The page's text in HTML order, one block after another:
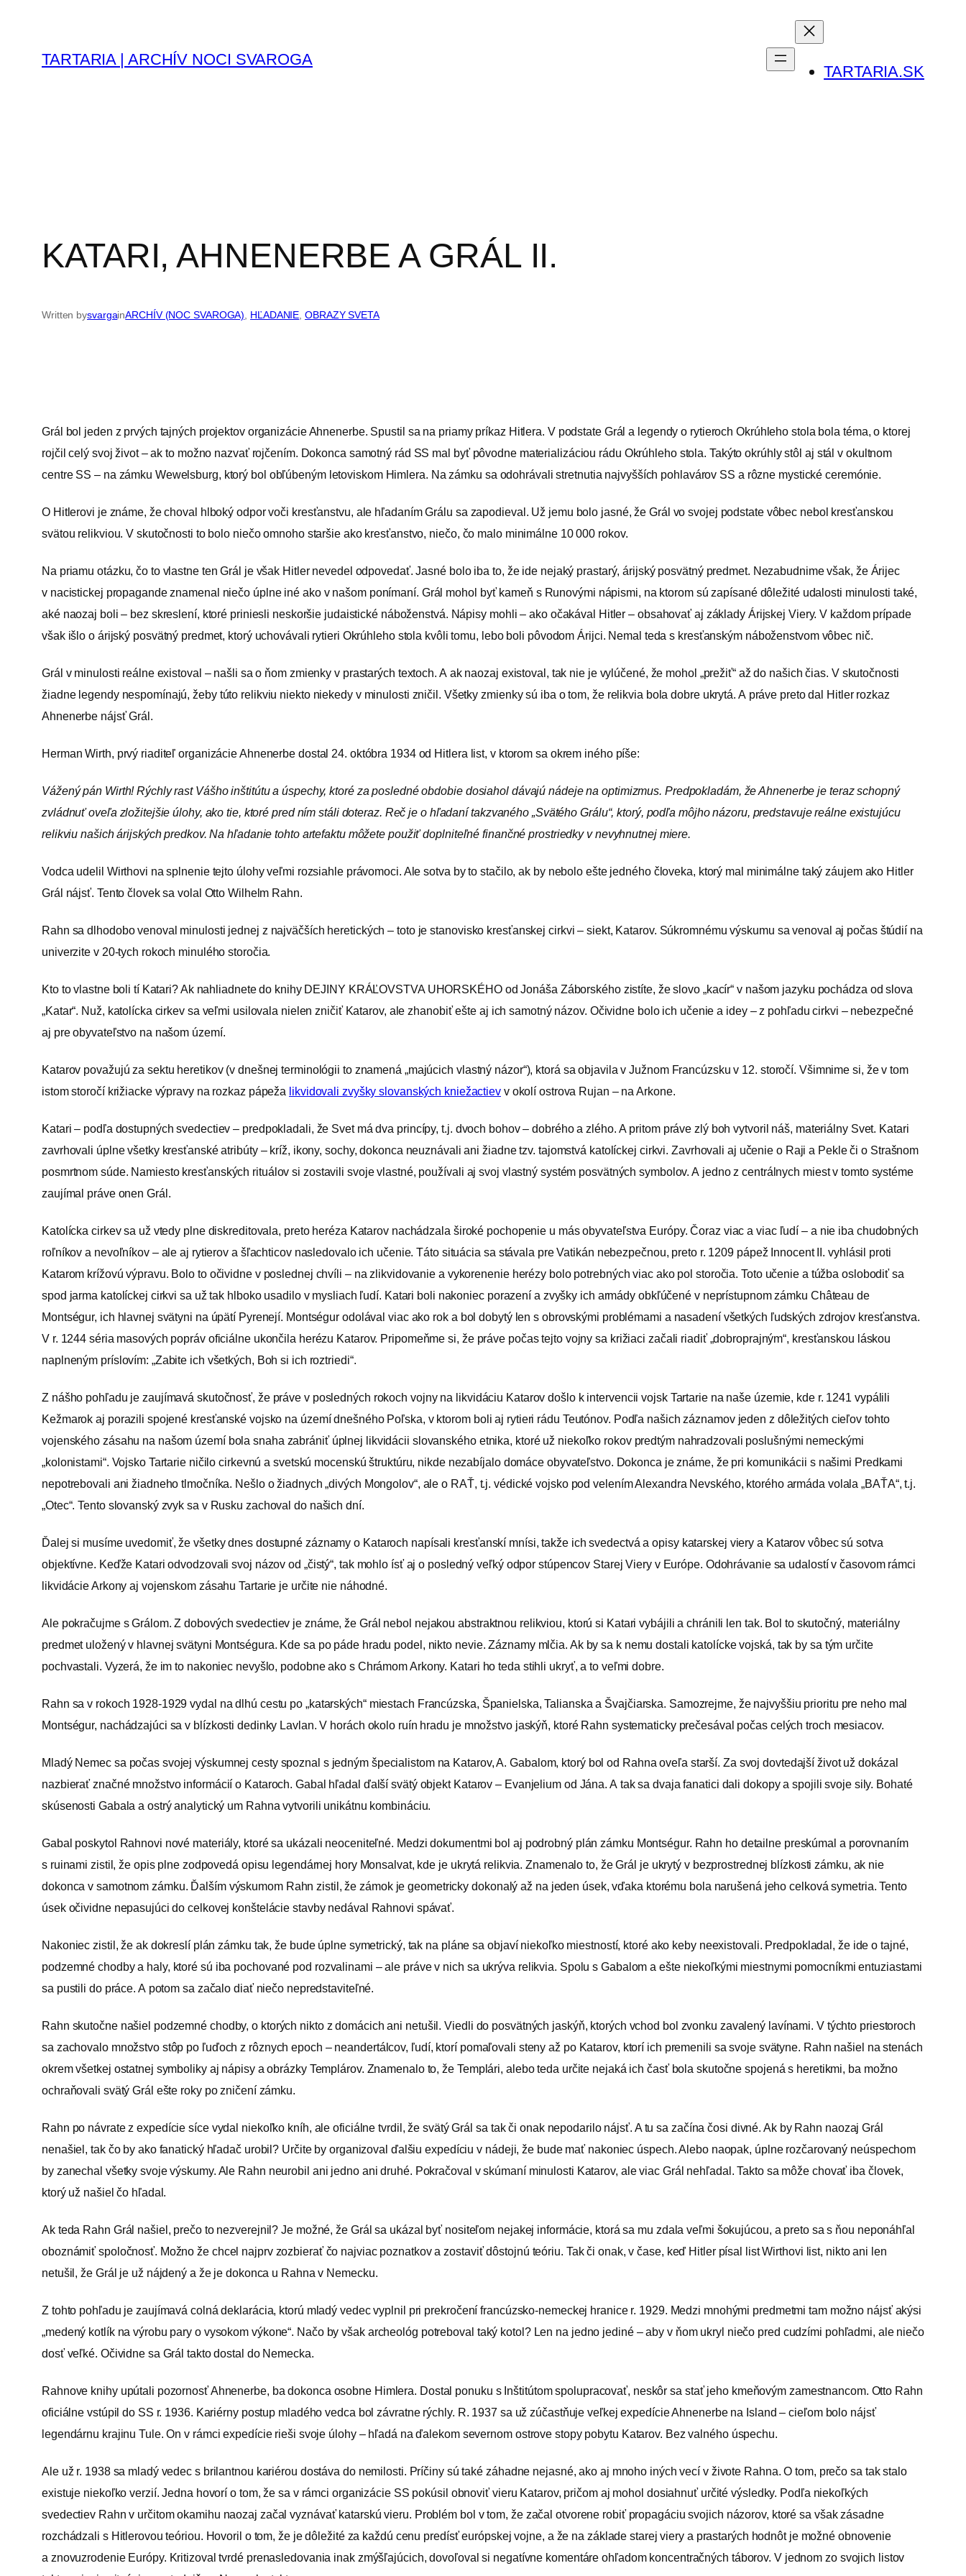
obsahTARTARIA | ARCHÍV NOCI SVAROGA
TARTARIA.SK
KATARI, AHNENERBE A GRÁL II.
Written bysvargainARCHÍV (NOC SVAROGA), HĽADANIE, OBRAZY SVETA
Grál bol jeden z prvých tajných projektov organizácie Ahnenerbe. Spustil sa na priamy príkaz Hitlera. V podstate Grál a legendy o rytieroch Okrúhleho stola bola téma, o ktorej
rojčil celý svoj život – ak to možno nazvať rojčením. Dokonca samotný rád SS mal byť pôvodne materializáciou rádu Okrúhleho stola. Takýto okrúhly stôl aj stál v okultnom
centre SS – na zámku Wewelsburg, ktorý bol obľúbeným letoviskom Himlera. Na zámku sa odohrávali stretnutia najvyšších pohlavárov SS a rôzne mystické ceremónie.
O Hitlerovi je známe, že choval hlboký odpor voči kresťanstvu, ale hľadaním Grálu sa zapodieval. Už jemu bolo jasné, že Grál vo svojej podstate vôbec nebol kresťanskou
svätou relikviou. V skutočnosti to bolo niečo omnoho staršie ako kresťanstvo, niečo, čo malo minimálne 10 000 rokov.
Na priamu otázku, čo to vlastne ten Grál je však Hitler nevedel odpovedať. Jasné bolo iba to, že ide nejaký prastarý, árijský posvätný predmet. Nezabudnime však, že Árijec
v nacistickej propagande znamenal niečo úplne iné ako v našom ponímaní. Grál mohol byť kameň s Runovými nápismi, na ktorom sú zapísané dôležité udalosti minulosti také,
aké naozaj boli – bez skreslení, ktoré priniesli neskoršie judaistické náboženstvá. Nápisy mohli – ako očakával Hitler – obsahovať aj základy Árijskej Viery. V každom prípade
však išlo o árijský posvätný predmet, ktorý uchovávali rytieri Okrúhleho stola kvôli tomu, lebo boli pôvodom Árijci. Nemal teda s kresťanským náboženstvom vôbec nič.
Grál v minulosti reálne existoval – našli sa o ňom zmienky v prastarých textoch. A ak naozaj existoval, tak nie je vylúčené, že mohol „prežiť“ až do našich čias. V skutočnosti
žiadne legendy nespomínajú, žeby túto relikviu niekto niekedy v minulosti zničil. Všetky zmienky sú iba o tom, že relikvia bola dobre ukrytá. A práve preto dal Hitler rozkaz
Ahnenerbe nájsť Grál.
Herman Wirth, prvý riaditeľ organizácie Ahnenerbe dostal 24. októbra 1934 od Hitlera list, v ktorom sa okrem iného píše:
Vážený pán Wirth! Rýchly rast Vášho inštitútu a úspechy, ktoré za posledné obdobie dosiahol dávajú nádeje na optimizmus. Predpokladám, že Ahnenerbe je teraz schopný
zvládnuť oveľa zložitejšie úlohy, ako tie, ktoré pred ním stáli doteraz. Reč je o hľadaní takzvaného „Svätého Grálu“, ktorý, podľa môjho názoru, predstavuje reálne existujúcu
relikviu našich árijských predkov. Na hľadanie tohto artefaktu môžete použiť doplniteľné finančné prostriedky v nevyhnutnej miere.
Vodca udelil Wirthovi na splnenie tejto úlohy veľmi rozsiahle právomoci. Ale sotva by to stačilo, ak by nebolo ešte jedného človeka, ktorý mal minimálne taký záujem ako Hitler
Grál nájsť. Tento človek sa volal Otto Wilhelm Rahn.
Rahn sa dlhodobo venoval minulosti jednej z najväčších heretických – toto je stanovisko kresťanskej cirkvi – siekt, Katarov. Súkromnému výskumu sa venoval aj počas štúdií na
univerzite v 20-tych rokoch minulého storočia.
Kto to vlastne boli tí Katari? Ak nahliadnete do knihy DEJINY KRÁĽOVSTVA UHORSKÉHO od Jonáša Záborského zistíte, že slovo „kacír“ v našom jazyku pochádza od slova
„Katar“. Nuž, katolícka cirkev sa veľmi usilovala nielen zničiť Katarov, ale zhanobiť ešte aj ich samotný názov. Očividne bolo ich učenie a idey – z pohľadu cirkvi – nebezpečné
aj pre obyvateľstvo na našom území.
Katarov považujú za sektu heretikov (v dnešnej terminológii to znamená „majúcich vlastný názor“), ktorá sa objavila v Južnom Francúzsku v 12. storočí. Všimnime si, že v tom
istom storočí križiacke výpravy na rozkaz pápeža likvidovali zvyšky slovanských kniežactievv okolí ostrova Rujan – na Arkone.
Katari – podľa dostupných svedectiev – predpokladali, že Svet má dva princípy, t.j. dvoch bohov – dobrého a zlého. A pritom práve zlý boh vytvoril náš, materiálny Svet. Katari
zavrhovali úplne všetky kresťanské atribúty – kríž, ikony, sochy, dokonca neuznávali ani žiadne tzv. tajomstvá katolíckej cirkvi. Zavrhovali aj učenie o Raji a Pekle či o Strašnom
posmrtnom súde. Namiesto kresťanských rituálov si zostavili svoje vlastné, používali aj svoj vlastný systém posvätných symbolov. A jedno z centrálnych miest v tomto systéme
zaujímal práve onen Grál.
Katolícka cirkev sa už vtedy plne diskreditovala, preto heréza Katarov nachádzala široké pochopenie u más obyvateľstva Európy. Čoraz viac a viac ľudí – a nie iba chudobných
roľníkov a nevoľníkov – ale aj rytierov a šľachticov nasledovalo ich učenie. Táto situácia sa stávala pre Vatikán nebezpečnou, preto r. 1209 pápež Innocent II. vyhlásil proti
Katarom krížovú výpravu. Bolo to očividne v poslednej chvíli – na zlikvidovanie a vykorenenie herézy bolo potrebných viac ako pol storočia. Toto učenie a túžba oslobodiť sa
spod jarma katolíckej cirkvi sa už tak hlboko usadilo v mysliach ľudí. Katari boli nakoniec porazení a zvyšky ich armády obkľúčené v neprístupnom zámku Château de
Montségur, ich hlavnej svätyni na úpätí Pyrenejí. Montségur odolával viac ako rok a bol dobytý len s obrovskými problémami a nasadení všetkých ľudských zdrojov kresťanstva.
V r. 1244 séria masových popráv oficiálne ukončila herézu Katarov. Pripomeňme si, že práve počas tejto vojny sa križiaci začali riadiť „dobroprajným“, kresťanskou láskou
naplneným príslovím: „Zabite ich všetkých, Boh si ich roztriedi“.
Z nášho pohľadu je zaujímavá skutočnosť, že práve v posledných rokoch vojny na likvidáciu Katarov došlo k intervencii vojsk Tartarie na naše územie, kde r. 1241 vypálili
Kežmarok aj porazili spojené kresťanské vojsko na území dnešného Poľska, v ktorom boli aj rytieri rádu Teutónov. Podľa našich záznamov jeden z dôležitých cieľov tohto
vojenského zásahu na našom území bola snaha zabrániť úplnej likvidácii slovanského etnika, ktoré už niekoľko rokov predtým nahradzovali poslušnými nemeckými
„kolonistami“. Vojsko Tartarie ničilo cirkevnú a svetskú mocenskú štruktúru, nikde nezabíjalo domáce obyvateľstvo. Dokonca je známe, že pri komunikácii s našimi Predkami
nepotrebovali ani žiadneho tlmočníka. Nešlo o žiadnych „divých Mongolov“, ale o RAŤ, t.j. védické vojsko pod velením Alexandra Nevského, ktorého armáda volala „BAŤA“, t.j.
„Otec“. Tento slovanský zvyk sa v Rusku zachoval do našich dní.
Ďalej si musíme uvedomiť, že všetky dnes dostupné záznamy o Kataroch napísali kresťanskí mnísi, takže ich svedectvá a opisy katarskej viery a Katarov vôbec sú sotva
objektívne. Keďže Katari odvodzovali svoj názov od „čistý“, tak mohlo ísť aj o posledný veľký odpor stúpencov Starej Viery v Európe. Odohrávanie sa udalostí v časovom rámci
likvidácie Arkony aj vojenskom zásahu Tartarie je určite nie náhodné.
Ale pokračujme s Grálom. Z dobových svedectiev je známe, že Grál nebol nejakou abstraktnou relikviou, ktorú si Katari vybájili a chránili len tak. Bol to skutočný, materiálny
predmet uložený v hlavnej svätyni Montségura. Kde sa po páde hradu podel, nikto nevie. Záznamy mlčia. Ak by sa k nemu dostali katolícke vojská, tak by sa tým určite
pochvastali. Vyzerá, že im to nakoniec nevyšlo, podobne ako s Chrámom Arkony. Katari ho teda stihli ukryť, a to veľmi dobre.
Rahn sa v rokoch 1928-1929 vydal na dlhú cestu po „katarských“ miestach Francúzska, Španielska, Talianska a Švajčiarska. Samozrejme, že najvyššiu prioritu pre neho mal
Montségur, nachádzajúci sa v blízkosti dedinky Lavlan. V horách okolo ruín hradu je množstvo jaskýň, ktoré Rahn systematicky prečesával počas celých troch mesiacov.
Mladý Nemec sa počas svojej výskumnej cesty spoznal s jedným špecialistom na Katarov, A. Gabalom, ktorý bol od Rahna oveľa starší. Za svoj dovtedajší život už dokázal
nazbierať značné množstvo informácií o Kataroch. Gabal hľadal ďalší svätý objekt Katarov – Evanjelium od Jána. A tak sa dvaja fanatici dali dokopy a spojili svoje sily. Bohaté
skúsenosti Gabala a ostrý analytický um Rahna vytvorili unikátnu kombináciu.
Gabal poskytol Rahnovi nové materiály, ktoré sa ukázali neoceniteľné. Medzi dokumentmi bol aj podrobný plán zámku Montségur. Rahn ho detailne preskúmal a porovnaním
s ruinami zistil, že opis plne zodpovedá opisu legendárnej hory Monsalvat, kde je ukrytá relikvia. Znamenalo to, že Grál je ukrytý v bezprostrednej blízkosti zámku, ak nie
dokonca v samotnom zámku. Ďalším výskumom Rahn zistil, že zámok je geometricky dokonalý až na jeden úsek, vďaka ktorému bola narušená jeho celková symetria. Tento
úsek očividne nepasujúci do celkovej konštelácie stavby nedával Rahnovi spávať.
Nakoniec zistil, že ak dokreslí plán zámku tak, že bude úplne symetrický, tak na pláne sa objaví niekoľko miestností, ktoré ako keby neexistovali. Predpokladal, že ide o tajné,
podzemné chodby a haly, ktoré sú iba pochované pod rozvalinami – ale práve v nich sa ukrýva relikvia. Spolu s Gabalom a ešte niekoľkými miestnymi pomocníkmi entuziastami
sa pustili do práce. A potom sa začalo diať niečo nepredstaviteľné.
Rahn skutočne našiel podzemné chodby, o ktorých nikto z domácich ani netušil. Viedli do posvätných jaskýň, ktorých vchod bol zvonku zavalený lavínami. V týchto priestoroch
sa zachovalo množstvo stôp po ľuďoch z rôznych epoch – neandertálcov, ľudí, ktorí pomaľovali steny až po Katarov, ktorí ich premenili sa svoje svätyne. Rahn našiel na stenách
okrem všetkej ostatnej symboliky aj nápisy a obrázky Templárov. Znamenalo to, že Templári, alebo teda určite nejaká ich časť bola skutočne spojená s heretikmi, ba možno
ochraňovali svätý Grál ešte roky po zničení zámku.
Rahn po návrate z expedície síce vydal niekoľko kníh, ale oficiálne tvrdil, že svätý Grál sa tak či onak nepodarilo nájsť. A tu sa začína čosi divné. Ak by Rahn naozaj Grál
nenašiel, tak čo by ako fanatický hľadač urobil? Určite by organizoval ďalšiu expedíciu v nádeji, že bude mať nakoniec úspech. Alebo naopak, úplne rozčarovaný neúspechom
by zanechal všetky svoje výskumy. Ale Rahn neurobil ani jedno ani druhé. Pokračoval v skúmaní minulosti Katarov, ale viac Grál nehľadal. Takto sa môže chovať iba človek,
ktorý už našiel čo hľadal.
Ak teda Rahn Grál našiel, prečo to nezverejnil? Je možné, že Grál sa ukázal byť nositeľom nejakej informácie, ktorá sa mu zdala veľmi šokujúcou, a preto sa s ňou neponáhľal
oboznámiť spoločnosť. Možno že chcel najprv zozbierať čo najviac poznatkov a zostaviť dôstojnú teóriu. Tak či onak, v čase, keď Hitler písal list Wirthovi list, nikto ani len
netušil, že Grál je už nájdený a že je dokonca u Rahna v Nemecku.
Z tohto pohľadu je zaujímavá colná deklarácia, ktorú mladý vedec vyplnil pri prekročení francúzsko-nemeckej hranice r. 1929. Medzi mnohými predmetmi tam možno nájsť akýsi
„medený kotlík na výrobu pary o vysokom výkone“. Načo by však archeológ potreboval taký kotol? Len na jedno jediné – aby v ňom ukryl niečo pred cudzími pohľadmi, ale niečo
dosť veľké. Očividne sa Grál takto dostal do Nemecka.
Rahnove knihy upútali pozornosť Ahnenerbe, ba dokonca osobne Himlera. Dostal ponuku s Inštitútom spolupracovať, neskôr sa stať jeho kmeňovým zamestnancom. Otto Rahn
oficiálne vstúpil do SS r. 1936. Kariérny postup mladého vedca bol závratne rýchly. R. 1937 sa už zúčastňuje veľkej expedície Ahnenerbe na Island – cieľom bolo nájsť
legendárnu krajinu Tule. On v rámci expedície rieši svoje úlohy – hľadá na ďalekom severnom ostrove stopy pobytu Katarov. Bez valného úspechu.
Ale už r. 1938 sa mladý vedec s brilantnou kariérou dostáva do nemilosti. Príčiny sú také záhadne nejasné, ako aj mnoho iných vecí v živote Rahna. O tom, prečo sa tak stalo
existuje niekoľko verzií. Jedna hovorí o tom, že sa v rámci organizácie SS pokúsil obnoviť vieru Katarov, pričom aj mohol dosiahnuť určité výsledky. Podľa niekoľkých
svedectiev Rahn v určitom okamihu naozaj začal vyznávať katarskú vieru. Problém bol v tom, že začal otvorene robiť propagáciu svojich názorov, ktoré sa však zásadne
rozchádzali s Hitlerovou teóriou. Hovoril o tom, že je dôležité za každú cenu predísť európskej vojne, a že na základe starej viery a prastarých hodnôt je možné obnovenie
a znovuzrodenie Európy. Kritizoval tvrdé prenasledovania inak zmýšľajúcich, dovoľoval si negatívne komentáre ohľadom koncentračných táborov. V jednom zo svojich listov